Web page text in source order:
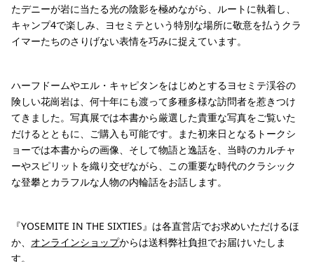
たデニーが岩に当たる光の陰影を極めながら、ルートに執着し、
キャンプ4で楽しみ、ヨセミテという特別な場所に敬意を払うクラ
イマーたちのさりげない表情を巧みに捉えています。
ハーフドームやエル・キャピタンをはじめとするヨセミテ渓谷の
険しい花崗岩は、何十年にも渡って多種多様な訪問者を惹きつけ
てきました。写真展では本書から厳選した貴重な写真をご覧いた
だけるとともに、ご購入も可能です。また初来日となるトークシ
ョーでは本書からの画像、そして物語と逸話を、当時のカルチャ
ーやスピリットを織り交ぜながら、この重要な時代のクラシック
な登攀とカラフルな人物の内輪話をお話します。
『YOSEMITE IN THE SIXTIES』は各直営店でお求めいただけるほ
か、 オンラインショップからは送料弊社負担でお届けいたしま
す。